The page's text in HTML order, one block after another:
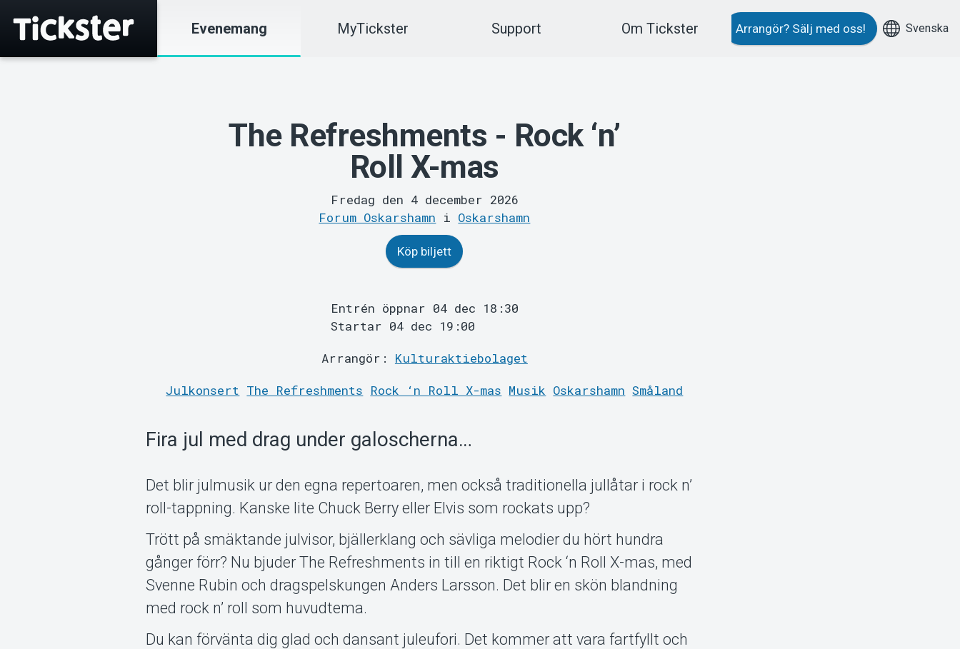
Evenemang MyTickster Support Om Tickster Arrangör? Sälj med oss! Svenska
The Refreshments - Rock ‘n’
Roll X-mas
Fredag den 4 december 2026
Forum Oskarshamn i Oskarshamn
Köp biljett
Entrén öppnar 04 dec 18:30
Startar 04 dec 19:00
Arrangör: Kulturaktiebolaget
Julkonsert The Refreshments Rock ‘n Roll X-mas Musik Oskarshamn Småland
Fira jul med drag under galoscherna…
Det blir julmusik ur den egna repertoaren, men också traditionella jullåtar i rock n’
roll-tappning. Kanske lite Chuck Berry eller Elvis som rockats upp?
Trött på smäktande julvisor, bjällerklang och sävliga melodier du hört hundra
gånger förr? Nu bjuder The Refreshments in till en riktigt Rock ‘n Roll X-mas, med
Svenne Rubin och dragspelskungen Anders Larsson. Det blir en skön blandning
med rock n’ roll som huvudtema.
Du kan förvänta dig glad och dansant juleufori. Det kommer att vara fartfyllt och